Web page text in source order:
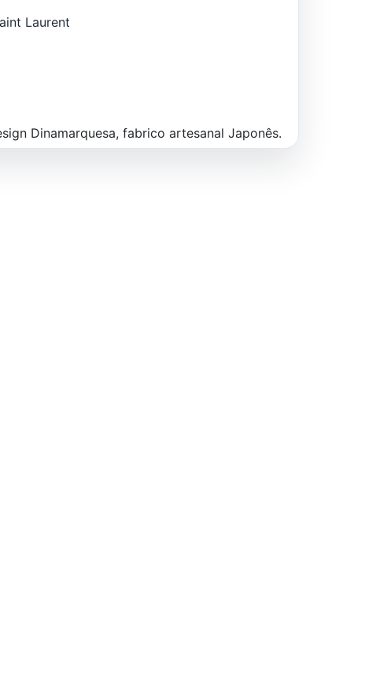
Laurent
Dinamarquesa, fabrico artesanal Japonês.